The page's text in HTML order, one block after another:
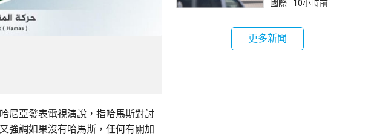
尼亞發表電視演說，指哈馬斯對討
強調如果沒有哈馬斯，任何有關加
國際 10小時前
更多新聞